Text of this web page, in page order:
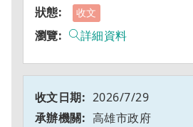
收文
詳細資料
2026/7/29
高雄市政府